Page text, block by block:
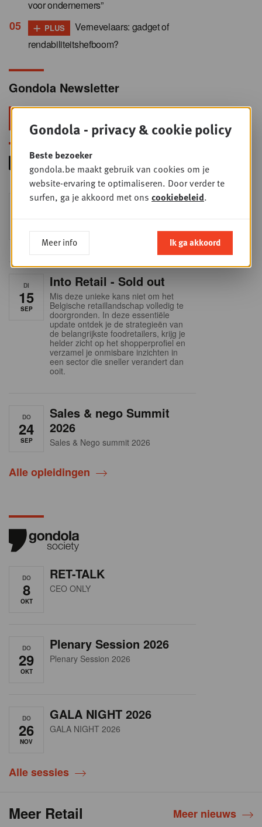
voor ondernemers”
+ PLUS
Vernevelaars: gadget of
rendabiliteitshefboom?
Gondola Newsletter
Foodservice - Joint
Intro to Negotiation: Succes aan de
onderhandelingstafel is geen toeval!
DI
15
SEP
Into Retail - Sold out
Mis deze unieke kans niet om het
Belgische retaillandschap volledig te
doorgronden. In deze essentiële
update ontdek je de strategieën van
de belangrijkste foodretailers, krijg je
helder zicht op het shopperprofiel en
verzamel je onmisbare inzichten in
een sector die sneller verandert dan
ooit.
DO
24
SEP
Sales & nego Summit
2026
Sales & Nego summit 2026
Alle opleidingen
DO
8
OKT
RET-TALK
CEO ONLY
DO
29
OKT
Plenary Session 2026
Plenary Session 2026
DO
26
NOV
GALA NIGHT 2026
GALA NIGHT 2026
Alle sessies
Meer Retail Meer nieuws
Gondola - privacy & cookie policy
Beste bezoeker
gondola.be maakt gebruik van cookies om je
website-ervaring te optimaliseren. Door verder te
surfen, ga je akkoord met ons cookiebeleid.
Meer info Ik ga akkoord